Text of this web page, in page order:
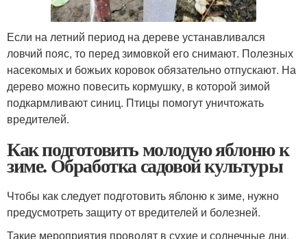
Если на летний период на дереве устанавливался
ловчий пояс, то перед зимовкой его снимают. Полезных
насекомых и божьих коровок обязательно отпускают. На
дерево можно повесить кормушку, в которой зимой
подкармливают синиц. Птицы помогут уничтожать
вредителей.
Как подготовить молодую яблоню к
зиме. Обработка садовой культуры
Чтобы как следует подготовить яблоню к зиме, нужно
предусмотреть защиту от вредителей и болезней.
Такие мероприятия проводят в сухие и солнечные дни,